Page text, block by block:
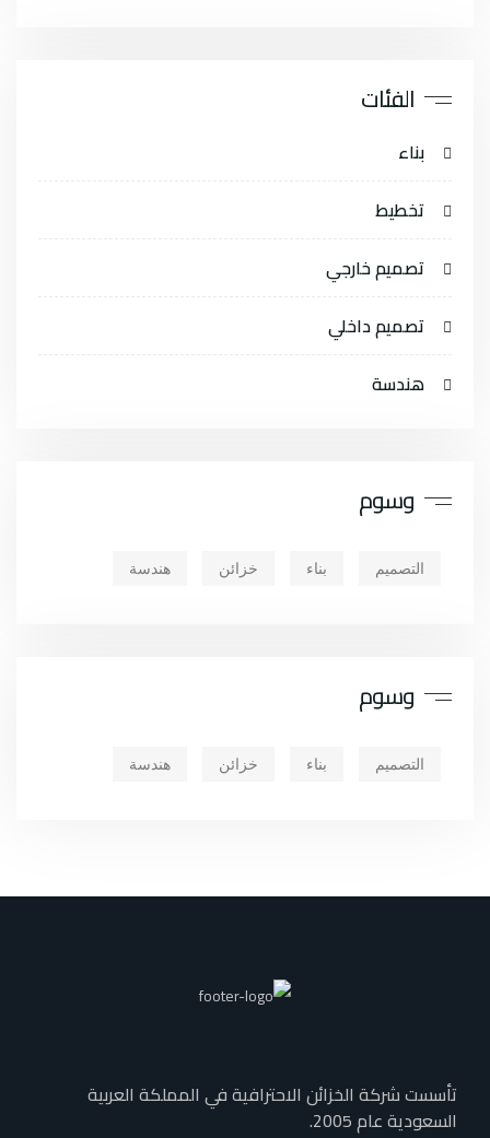
الفئات
بناء
تخطيط
تصميم خارجي
تصميم داخلي
هندسة
وسوم
التصميم بناء خزائن هندسة
وسوم
التصميم بناء خزائن هندسة
تأسست شركة الخزائن الاحترافية في المملكة العربية
السعودية عام 2005.